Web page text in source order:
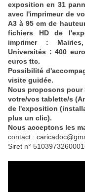
exposition en 31
avec l'imprimeur de
A3 à 95 cm de
fichiers HD de
imprimer :
Universités : 400
euros ttc.
Possibilité
visite guidée.
Nous proposons pour
votre/vos tablette/s
de l'exposition
plus un clic).
Nous acceptons les
contact :
Siret n°